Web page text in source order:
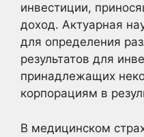
инвестиции,
доход. Актуарная
для определения
результатов для
принадлежащих
корпорациям в
В медицинском